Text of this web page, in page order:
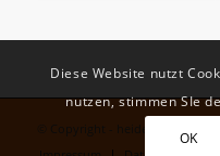
© Copyright - heiders buero
Diese Website nutzt
nutzen, stimmen SIe
OK